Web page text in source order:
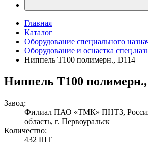
Главная
Каталог
Оборудование специального
Оборудование и оснастка
Ниппель T100 полимерн., D114
Ниппель T100 полимерн.,
Завод:
Филиал ПАО «ТМК» ПНТЗ,
область, г. Первоуральск
Количество:
432 ШТ